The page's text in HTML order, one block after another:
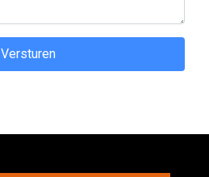
Versturen